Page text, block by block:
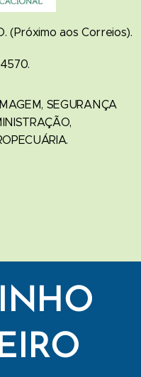
(Próximo aos Correios).
SEGURANÇA